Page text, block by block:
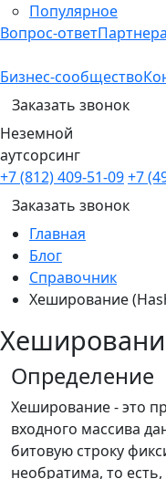
Популярное
Вопрос-ответ
Бизнес-сообщество
Заказать звонок
Неземной
аутсорсинг
+7 (812) 409-51-09+7
Заказать звонок
Главная
Блог
Справочник
Хеширование
Определение
Хеширование - это
входного массива
битовую строку
необратима, то